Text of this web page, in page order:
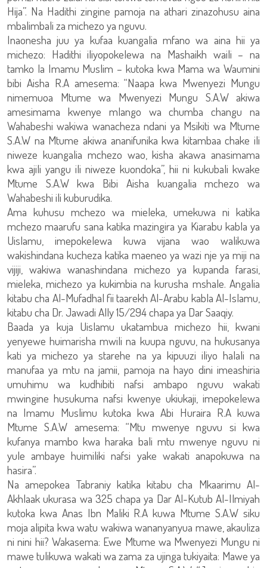
Hija”. Na Hadithi zingine pamoja na athari zinazohusu aina
mbalimbali za michezo ya nguvu.
Inaonesha juu ya kufaa kuangalia mfano wa aina hii ya
michezo: Hadithi iliyopokelewa na Mashaikh waili – na
tamko la Imamu Muslim – kutoka kwa Mama wa Waumini
bibi Aisha R.A amesema: “Naapa kwa Mwenyezi Mungu
nimemuoa Mtume wa Mwenyezi Mungu S.A.W akiwa
amesimama kwenye mlango wa chumba changu na
Wahabeshi wakiwa wanacheza ndani ya Msikiti wa Mtume
S.A.W na Mtume akiwa ananifunika kwa kitambaa chake ili
niweze kuangalia mchezo wao, kisha akawa anasimama
kwa ajili yangu ili niweze kuondoka”, hii ni kukubali kwake
Mtume S.A.W kwa Bibi Aisha kuangalia mchezo wa
Wahabeshi ili kuburudika.
Ama kuhusu mchezo wa mieleka, umekuwa ni katika
mchezo maarufu sana katika mazingira ya Kiarabu kabla ya
Uislamu, imepokelewa kuwa vijana wao walikuwa
wakishindana kucheza katika maeneo ya wazi nje ya miji na
vijiji, wakiwa wanashindana michezo ya kupanda farasi,
mieleka, michezo ya kukimbia na kurusha mshale. Angalia
kitabu cha Al-Mufadhal fii taarekh Al-Arabu kabla Al-Islamu,
kitabu cha Dr. Jawadi Ally 15/294 chapa ya Dar Saaqiy.
Baada ya kuja Uislamu ukatambua michezo hii, kwani
yenyewe huimarisha mwili na kuupa nguvu, na hukusanya
kati ya michezo ya starehe na ya kipuuzi iliyo halali na
manufaa ya mtu na jamii, pamoja na hayo dini imeashiria
umuhimu wa kudhibiti nafsi ambapo nguvu wakati
mwingine husukuma nafsi kwenye ukiukaji, imepokelewa
na Imamu Muslimu kutoka kwa Abi Huraira R.A kuwa
Mtume S.A.W amesema: “Mtu mwenye nguvu si kwa
kufanya mambo kwa haraka bali mtu mwenye nguvu ni
yule ambaye huimiliki nafsi yake wakati anapokuwa na
hasira”.
Na amepokea Tabraniy katika kitabu cha Mkaarimu Al-
Akhlaak ukurasa wa 325 chapa ya Dar Al-Kutub Al-Ilmiyah
kutoka kwa Anas Ibn Maliki R.A kuwa Mtume S.A.W siku
moja alipita kwa watu wakiwa wananyanyua mawe, akauliza
ni nini hii? Wakasema: Ewe Mtume wa Mwenyezi Mungu ni
mawe tulikuwa wakati wa zama za ujinga tukiyaita: Mawe ya